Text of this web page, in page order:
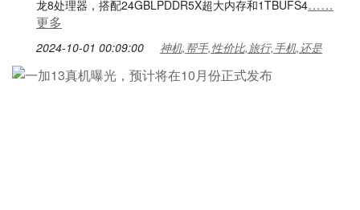
龙8处理器，搭配24GBLPDDR5X超大内存和1TBUFS4……
更多
2024-10-01 00:09:00 神机,帮手,性价比,旅行,手机,还是